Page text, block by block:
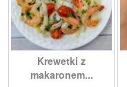
Krewetki z
makaronem...